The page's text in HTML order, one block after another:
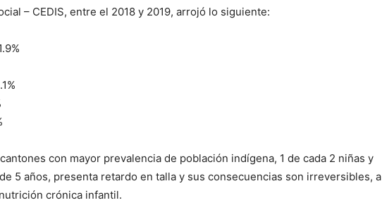
– CEDIS, entre el 2018 y 2019, arrojó lo siguiente:
con mayor prevalencia de población indígena, 1 de cada 2 niñas y
5 años, presenta retardo en talla y sus consecuencias son irreversibles, a
crónica infantil.